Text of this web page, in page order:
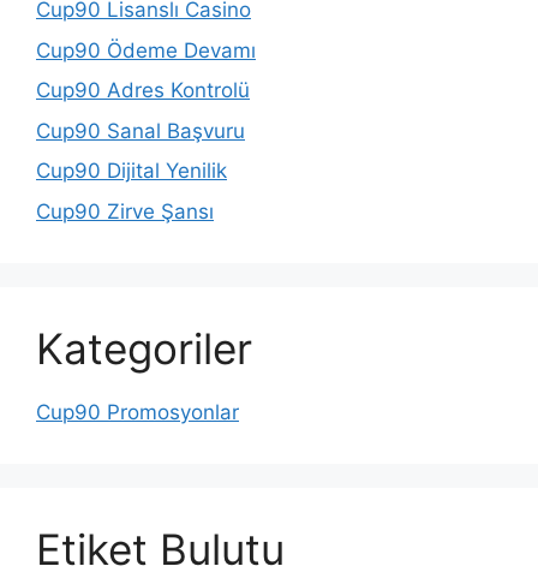
Cup90 Lisanslı Casino
Cup90 Ödeme Devamı
Cup90 Adres Kontrolü
Cup90 Sanal Başvuru
Cup90 Dijital Yenilik
Cup90 Zirve Şansı
Kategoriler
Cup90 Promosyonlar
Etiket Bulutu